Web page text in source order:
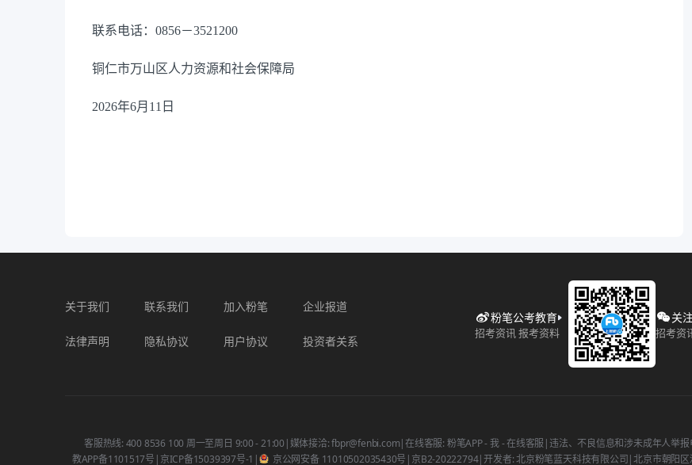
联系电话：0856－3521200
铜仁市万山区人力资源和社会保障局
2026年6月 11 日
关于我们 联系我们 加入粉笔 企业报道
法律声明 隐私协议 用户协议 投资者关系
粉笔公考教育
招考资讯 报考资料
关
招考资
客服热线: 400 8536 100 周一至周日 9:00 - 21:00 |媒体接洽: fbpr@fenbi.com|在线客服: 粉笔APP - 我 - 在线客服 |违法、不良信息和涉未成年人举
教APP备1101517号 | 京ICP备15039397号-1 | 京公网安备 11010502035430号 | 京B2-20222794|开发者: 北京粉笔蓝天科技有限公司|北京市朝阳